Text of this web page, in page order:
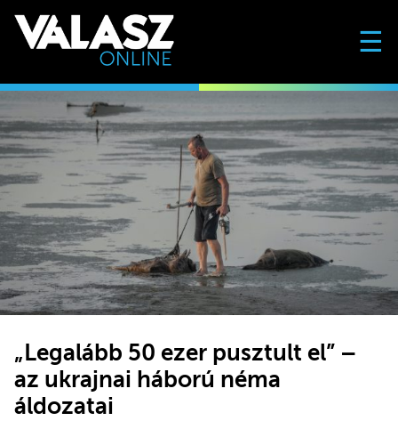
☰
„Legalább 50 ezer pusztult el” –
az ukrajnai háború néma
áldozatai